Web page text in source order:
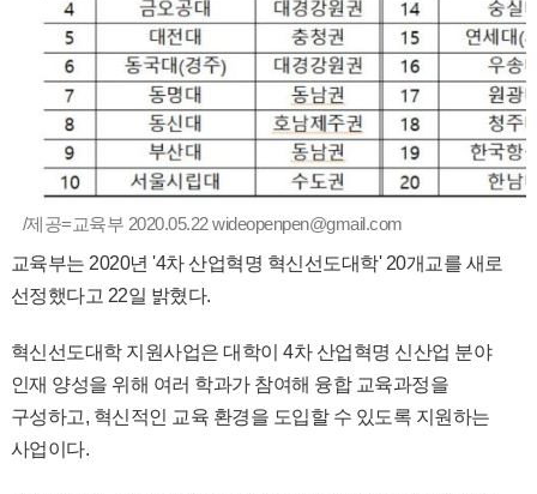
/제공=교육부 2020.05.22 wideopenpen@gmail.com
교육부는 2020년 '4차 산업혁명 혁신선도대학' 20개교를 새로
선정했다고 22일 밝혔다.
혁신선도대학 지원사업은 대학이 4차 산업혁명 신산업 분야
인재 양성을 위해 여러 학과가 참여해 융합 교육과정을
구성하고, 혁신적인 교육 환경을 도입할 수 있도록 지원하는
사업이다.